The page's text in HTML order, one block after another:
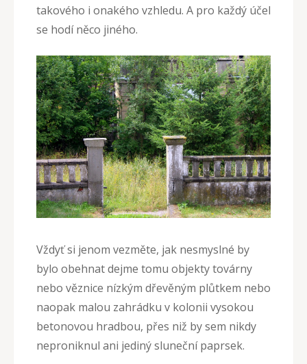
takového i onakého vzhledu. A pro každý účel
se hodí něco jiného.
Vždyť si jenom vezměte, jak nesmyslné by
bylo obehnat dejme tomu objekty továrny
nebo věznice nízkým dřevěným plůtkem nebo
naopak malou zahrádku v kolonii vysokou
betonovou hradbou, přes niž by sem nikdy
neproniknul ani jediný sluneční paprsek.